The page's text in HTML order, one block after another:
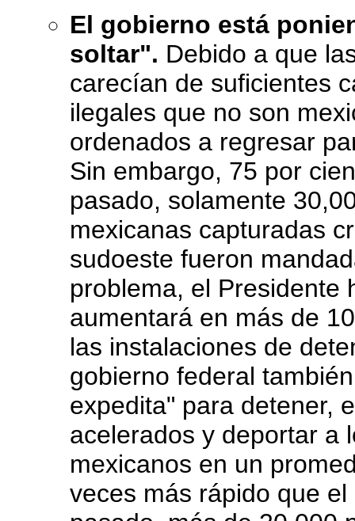
El gobierno está
soltar". Debido a que
carecían de suficientes
ilegales que no son
ordenados a regresar
Sin embargo, 75 por
pasado, solamente
mexicanas capturadas
sudoeste fueron
problema, el Presidente
aumentará en más de
las instalaciones de
gobierno federal
expedita" para detener,
acelerados y deportar a
mexicanos en un
veces más rápido que